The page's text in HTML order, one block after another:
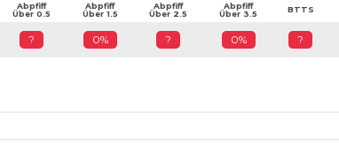
Abpfiff
Über 0.5
Abpfiff
Über 1.5
Abpfiff
Über 2.5
Abpfiff
Über 3.5
BTTS
? 0% ? 0% ?